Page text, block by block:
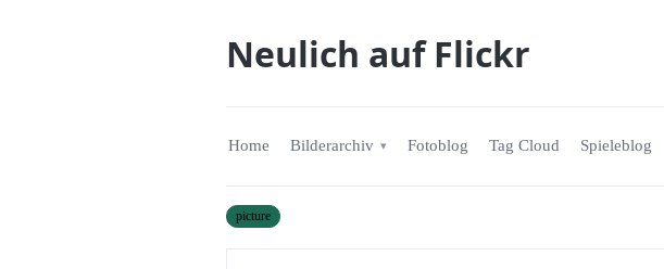
Neulich auf Flickr
Home Bilderarchiv Fotoblog Tag Cloud Spieleblog
picture